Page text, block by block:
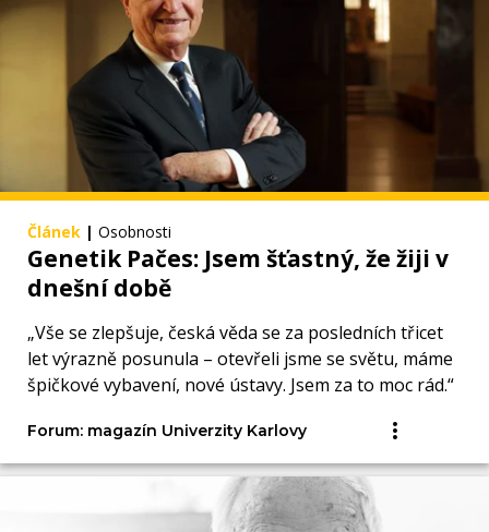
Článek | Osobnosti
Genetik Pačes: Jsem šťastný, že žiji v
dnešní době
„Vše se zlepšuje, česká věda se za posledních třicet
let výrazně posunula – otevřeli jsme se světu, máme
špičkové vybavení, nové ústavy. Jsem za to moc rád.“
Forum: magazín Univerzity Karlovy